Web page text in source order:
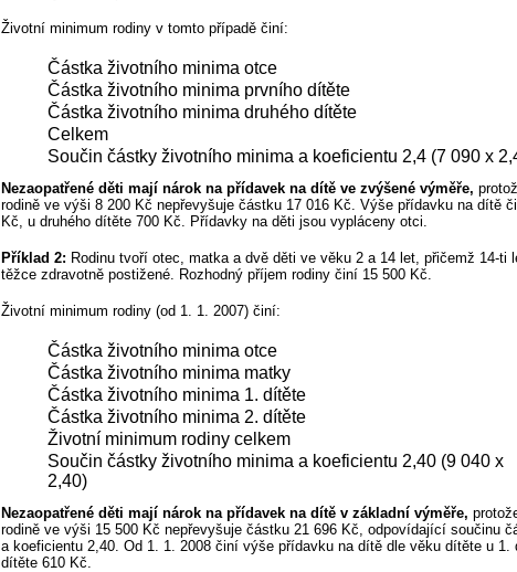
Životní minimum rodiny v tomto případě činí:
Částka životního minima otce
Částka životního minima prvního dítěte
Částka životního minima druhého dítěte
Celkem
Součin částky životního minima a koeficientu 2,4 (7 090 x
Nezaopatřené děti mají nárok na přídavek na dítě ve zvýšené výměře,
rodině ve výši 8 200 Kč nepřevyšuje částku 17 016 Kč. Výše přídavku na dítě
Kč, u druhého dítěte 700 Kč. Přídavky na děti jsou vypláceny otci.
Příklad 2: Rodinu tvoří otec, matka a dvě děti ve věku 2 a 14 let, přičemž 14-ti
těžce zdravotně postižené. Rozhodný příjem rodiny činí 15 500 Kč.
Životní minimum rodiny (od 1. 1. 2007) činí:
Částka životního minima otce
Částka životního minima matky
Částka životního minima 1. dítěte
Částka životního minima 2. dítěte
Životní minimum rodiny celkem
Součin částky životního minima a koeficientu 2,40 (9 040 x
2,40)
Nezaopatřené děti mají nárok na přídavek na dítě v základní výměře,
rodině ve výši 15 500 Kč nepřevyšuje částku 21 696 Kč, odpovídající součinu
a koeficientu 2,40. Od 1. 1. 2008 činí výše přídavku na dítě dle věku dítěte u 1.
dítěte 610 Kč.